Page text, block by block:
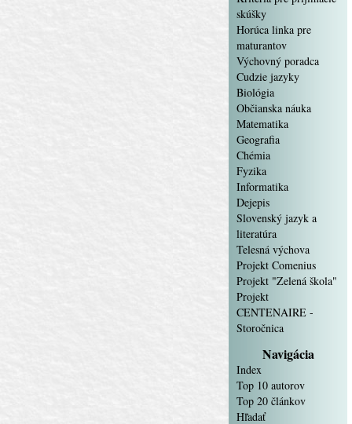
skúšky
Horúca linka pre
maturantov
Výchovný poradca
Cudzie jazyky
Biológia
Občianska náuka
Matematika
Geografia
Chémia
Fyzika
Informatika
Dejepis
Slovenský jazyk a
literatúra
Telesná výchova
Projekt Comenius
Projekt "Zelená škola"
Projekt
CENTENAIRE -
Storočnica
Navigácia
Index
Top 10 autorov
Top 20 článkov
Hľadať